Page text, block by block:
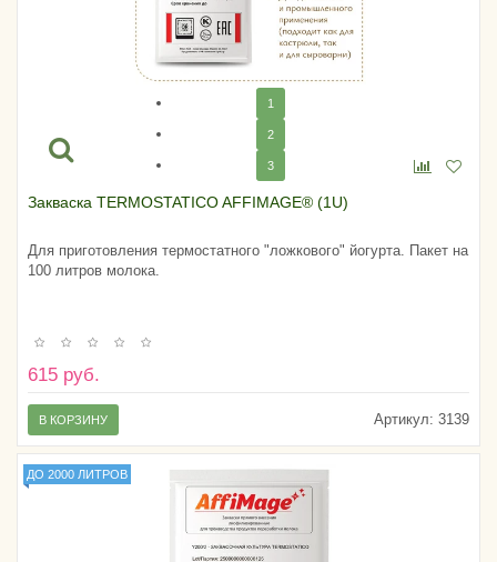
1
2
3
Закваска TERMOSTATICO AFFIMAGE® (1U)
Для приготовления термостатного "ложкового" йогурта. Пакет на
100 литров молока.
615 руб.
Артикул: 3139
В КОРЗИНУ
ДО 2000 ЛИТРОВ